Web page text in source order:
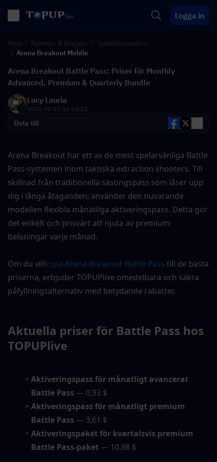
Logga in
Arena Breakout Mobile
Arena Breakout Battle Pass: Priser för Monthly
Advanced, Premium & Quarterly Bundle
Lucy Lauria
2026-05-15 14:19:15
Dela till
Arena Breakout har ett av de mest spelarvänliga Battle
Pass-systemen inom taktiska extraction shooters. Till
skillnad från traditionella säsongspass som låser upp
dig i långa åtaganden, använder den nuvarande
modellen flexibla månatliga aktiveringspass. Detta gör
det enkelt och prisvärt att njuta av premium-
belöningar varje månad.
Om du villköpa Arena Breakout Battle Pass till de bästa
priserna, erbjuder TOPUPlive omedelbara och säkra
påfyllningsalternativ med betydande rabatter.
Aktuella priser för Battle Pass hos
TOPUPlive
Aktiveringspass för månatligt avancerat
Battle Pass — 0,93 $
Aktiveringspass för månatligt premium
Battle Pass — 3,61 $
Aktiveringspaket för kvartalsvis premium
Battle Pass-paket — 10,98 $